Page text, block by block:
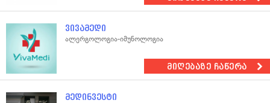
ვივამედი
ალერგოლოგია-იმუნოლოგია
მიღებაზე ჩაწერა
მედინვესტი